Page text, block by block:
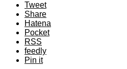
Tweet
Share
Hatena
Pocket
RSS
feedly
Pin it